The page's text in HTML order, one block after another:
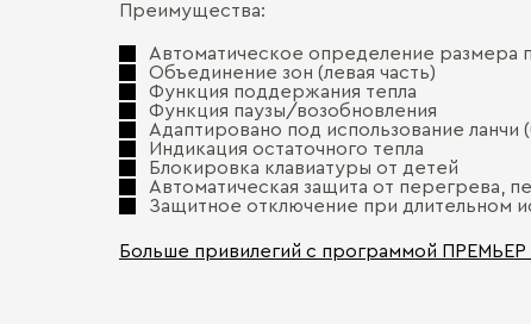
Преимущества:
Автоматическое определение размера
Объединение зон (левая часть)
Функция поддержания тепла
Функция паузы/возобновления
Адаптировано под использование ланчи
Индикация остаточного тепла
Блокировка клавиатуры от детей
Автоматическая защита от перегрева,
Защитное отключение при длительном
Больше привилегий с программой ПРЕМЬЕР